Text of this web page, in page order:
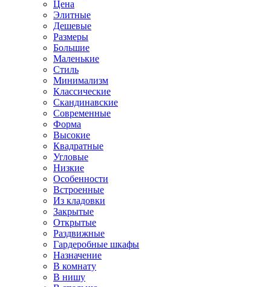
Цена
Элитные
Дешевые
Размеры
Большие
Маленькие
Стиль
Минимализм
Классические
Скандинавские
Современные
Форма
Высокие
Квадратные
Угловые
Низкие
Особенности
Встроенные
Из кладовки
Закрытые
Открытые
Раздвижные
Гардеробные шкафы
Назначение
В комнату
В нишу